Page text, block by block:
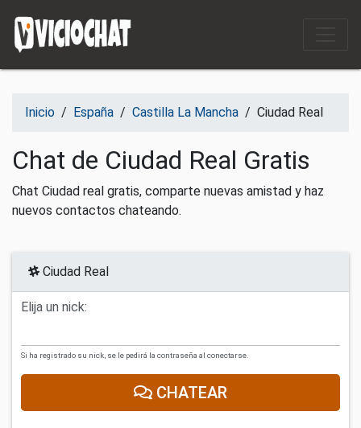
Inicio / España / Castilla La Mancha / Ciudad Real
Chat de Ciudad Real Gratis
Chat Ciudad real gratis, comparte nuevas amistad y haz
nuevos contactos chateando.
Ciudad Real
Elija un nick:
Si ha registrado su nick, se le pedirá la contraseña al conectarse.
CHATEAR